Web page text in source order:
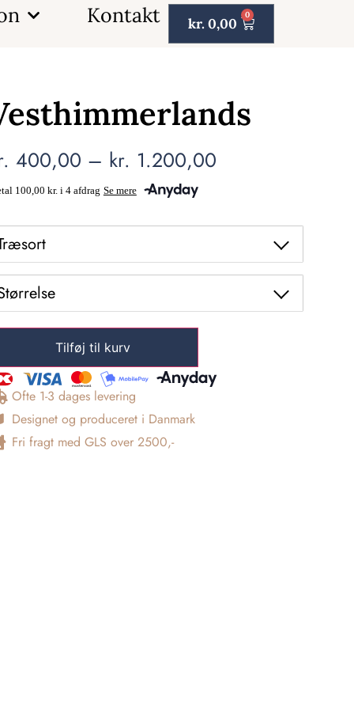
Kontakt kr. 0,00
0
400,00 – kr. 1.200,00
Tilføj til kurv
Ofte 1-3 dages levering
Designet og produceret i Danmark
Fri fragt med GLS over 2500,-